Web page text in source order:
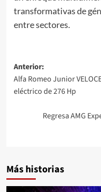
transformativas de
entre sectores.
Navegación
de
entradas
Anterior:
Alfa Romeo Junior
eléctrico de 276 Hp
Regresa AMG
Más historias